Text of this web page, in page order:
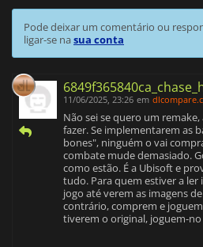
Pode deixar um comentário ou
ligar-se nasua conta
11/06/2025, 23:26 em
Não sei se quero um
fazer. Se implementarem as
bones", ninguém o vai
combate mude demasiado.
como estão. É a Ubisoft e
tudo. Para quem estiver a
jogo até verem as imagens
contrário, comprem e
tiverem o original, joguem-